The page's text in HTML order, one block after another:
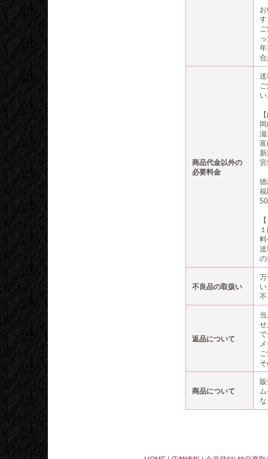
商品代金以外の
必要料金
不良品の取扱い
返品について
商品について